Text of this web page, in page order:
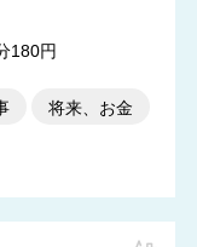
180円
将来、お金